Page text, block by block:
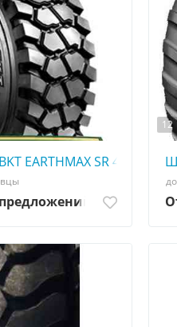
EARTHMAX SR 41 -
12